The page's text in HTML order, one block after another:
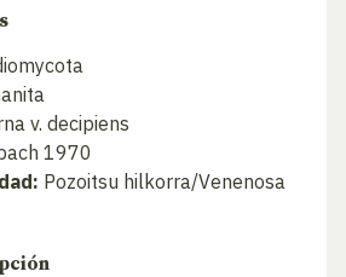
v. decipiens
1970
Pozoitsu hilkorra/Venenosa